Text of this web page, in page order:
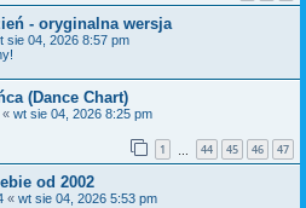
- oryginalna wersja
sie 04, 2026 8:57 pm
(Dance Chart)
« wt sie 04, 2026 8:25 pm
1 44 45 46 47
od 2002
« wt sie 04, 2026 5:53 pm